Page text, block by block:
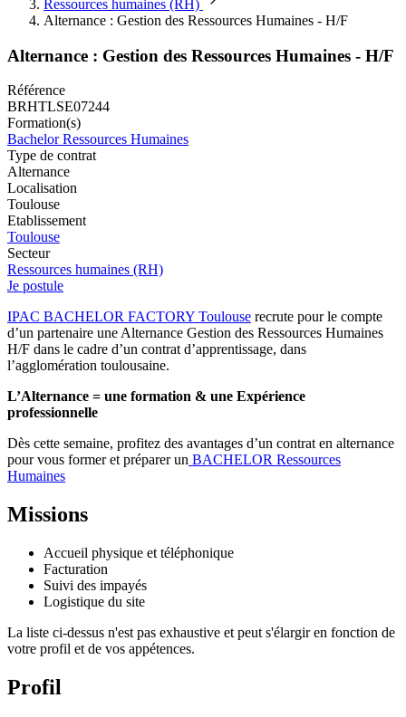
Ressources humaines (RH)
Alternance : Gestion des Ressources Humaines - H/F
Alternance : Gestion des Ressources Humaines - H/F
Référence
BRHTLSE07244
Formation(s)
Bachelor Ressources Humaines
Type de contrat
Alternance
Localisation
Toulouse
Etablissement
Toulouse
Secteur
Ressources humaines (RH)
Je postule
IPAC BACHELOR FACTORY Toulouse recrute pour le compte
d’un partenaire une Alternance Gestion des Ressources Humaines
H/F dans le cadre d’un contrat d’apprentissage, dans
l’agglomération toulousaine.
L’Alternance = une formation & une Expérience
professionnelle
Dès cette semaine, profitez des avantages d’un contrat en alternance
pour vous former et préparer un BACHELOR Ressources
Humaines
Missions
Accueil physique et téléphonique
Facturation
Suivi des impayés
Logistique du site
La liste ci-dessus n'est pas exhaustive et peut s'élargir en fonction de
votre profil et de vos appétences.
Profil